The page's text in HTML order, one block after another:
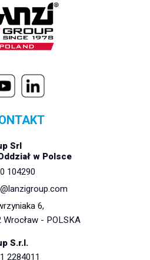
Srl
w Polsce
104290
6,
Wrocław - POLSKA
S.r.l.
2284011